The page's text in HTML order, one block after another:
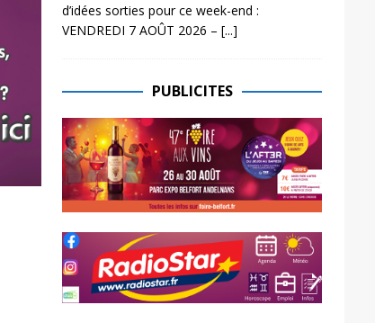
d’idées sorties pour ce week-end :
VENDREDI 7 AOÛT 2026 – [...]
PUBLICITES